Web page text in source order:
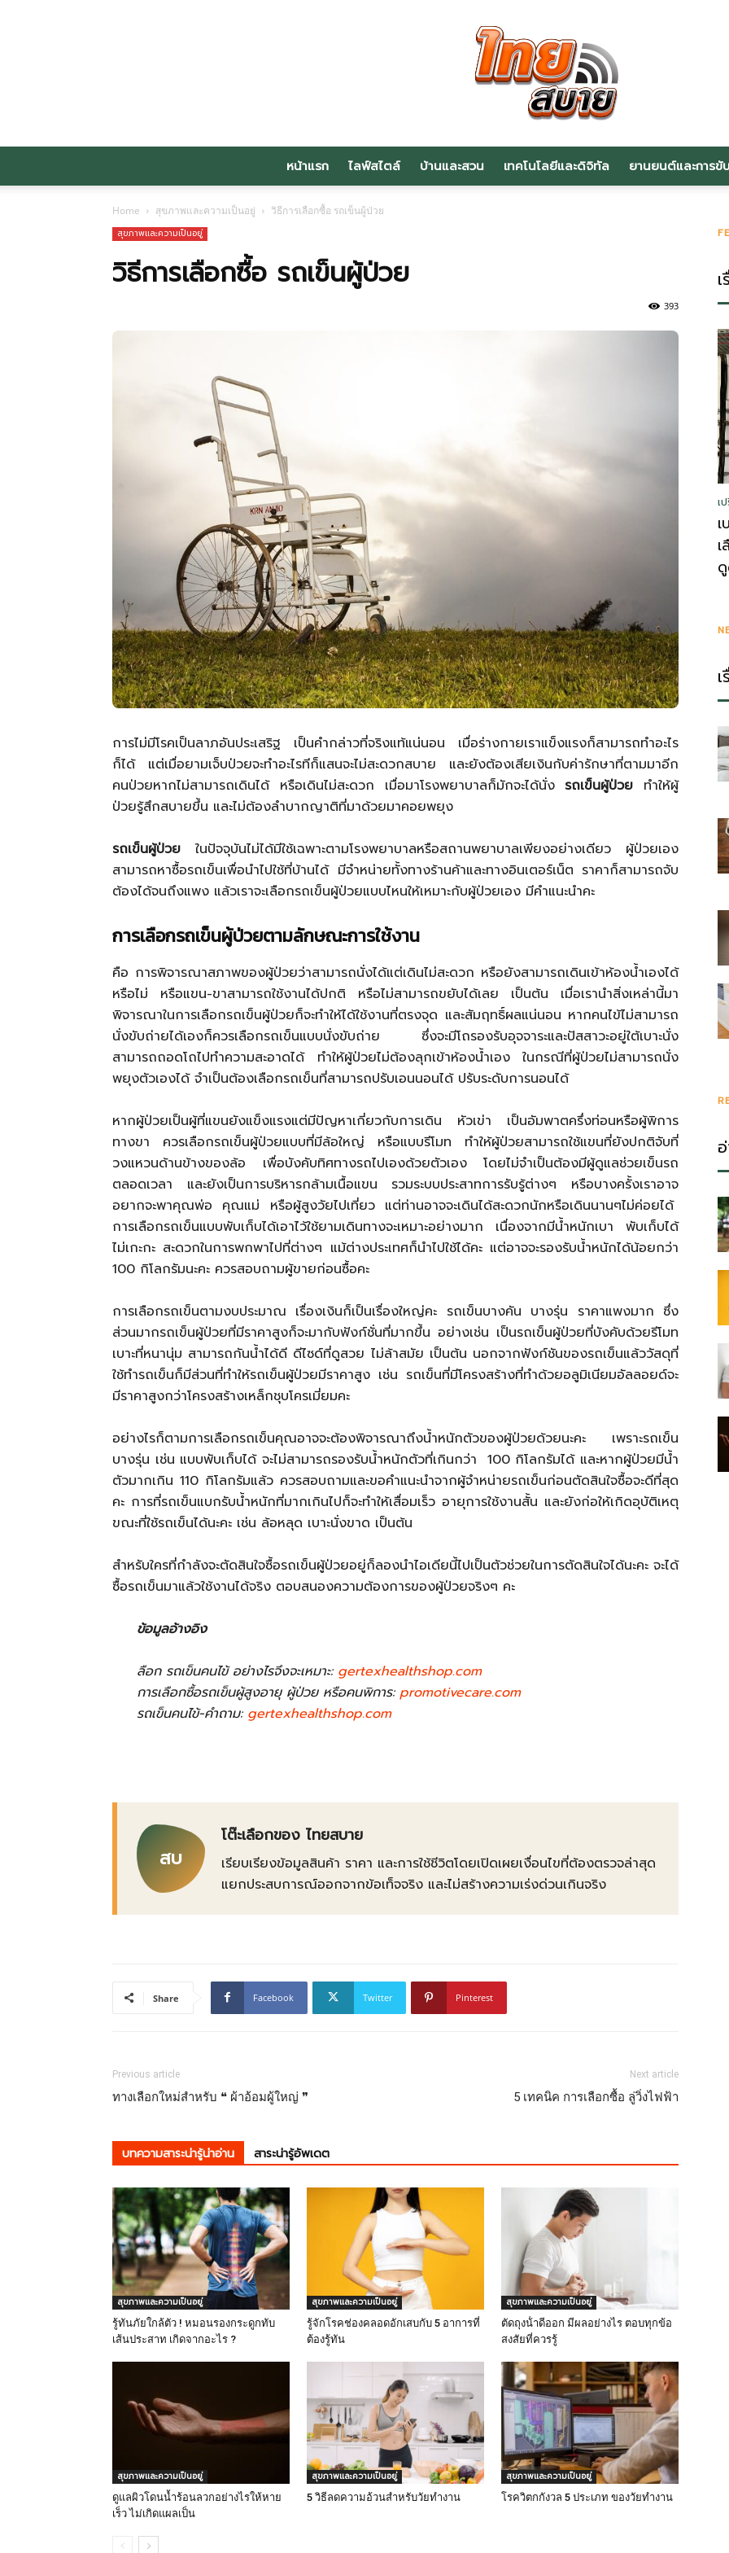
ไร
หน้าแรก ไลฟ์สไตล์ บ้านและสวน เทคโนโลยีและดิจิทัล ยานยนต์และการขั
Home สุขภาพและความเป็นอยู่ วิธีการเลือกซื้อ รถเข็นผู้ป่วย
สุขภาพและความเป็นอยู่
วิธีการเลือกซื้อ รถเข็นผู้ป่วย
393
การไม่มีโรคเป็นลาภอันประเสริฐ เป็นคำกล่าวที่จริงแท้แน่นอน เมื่อร่างกายเราแข็งแรงก็สามารถทำอะไร
ก็ได้ แต่เมื่อยามเจ็บป่วยจะทำอะไรทีก็แสนจะไม่สะดวกสบาย และยังต้องเสียเงินกับค่ารักษาที่ตามมาอีก
คนป่วยหากไม่สามารถเดินได้ หรือเดินไม่สะดวก เมื่อมาโรงพยาบาลก็มักจะได้นั่ง รถเข็นผู้ป่วย ทำให้ผู้
ป่วยรู้สึกสบายขึ้น และไม่ต้องลำบากญาติที่มาด้วยมาคอยพยุง
รถเข็นผู้ป่วย ในปัจจุบันไม่ได้มีใช้เฉพาะตามโรงพยาบาลหรือสถานพยาบาลเพียงอย่างเดียว ผู้ป่วยเอง
สามารถหาซื้อรถเข็นเพื่อนำไปใช้ที่บ้านได้ มีจำหน่ายทั้งทางร้านค้าและทางอินเตอร์เน็ต ราคาก็สามารถจับ
ต้องได้จนถึงแพง แล้วเราจะเลือกรถเข็นผู้ป่วยแบบไหนให้เหมาะกับผู้ป่วยเอง มีคำแนะนำคะ
การเลือกรถเข็นผู้ป่วยตามลักษณะการใช้งาน
คือ การพิจารณาสภาพของผู้ป่วยว่าสามารถนั่งได้แต่เดินไม่สะดวก หรือยังสามารถเดินเข้าห้องน้ำเองได้
หรือไม่ หรือแขน-ขาสามารถใช้งานได้ปกติ หรือไม่สามารถขยับได้เลย เป็นต้น เมื่อเรานำสิ่งเหล่านี้มา
พิจารณาในการเลือกรถเข็นผู้ป่วยก็จะทำให้ได้ใช้งานที่ตรงจุด และสัมฤทธิ์ผลแน่นอน หากคนไข้ไม่สามารถ
นั่งขับถ่ายได้เองก็ควรเลือกรถเข็นแบบนั่งขับถ่าย ซึ่งจะมีโถรองรับอุจจาระและปัสสาวะอยู่ใต้เบาะนั่ง
สามารถถอดโถไปทำความสะอาดได้ ทำให้ผู้ป่วยไม่ต้องลุกเข้าห้องน้ำเอง ในกรณีที่ผู้ป่วยไม่สามารถนั่ง
พยุงตัวเองได้ จำเป็นต้องเลือกรถเข็นที่สามารถปรับเอนนอนได้ ปรับระดับการนอนได้
หากผู้ป่วยเป็นผู้ที่แขนยังแข็งแรงแต่มีปัญหาเกี่ยวกับการเดิน หัวเข่า เป็นอัมพาตครึ่งท่อนหรือผู้พิการ
ทางขา ควรเลือกรถเข็นผู้ป่วยแบบที่มีล้อใหญ่ หรือแบบรีโมท ทำให้ผู้ป่วยสามารถใช้แขนที่ยังปกติจับที่
วงแหวนด้านข้างของล้อ เพื่อบังคับทิศทางรถไปเองด้วยตัวเอง โดยไม่จำเป็นต้องมีผู้ดูแลช่วยเข็นรถ
ตลอดเวลา และยังเป็นการบริหารกล้ามเนื้อแขน รวมระบบประสาทการรับรู้ต่างๆ หรือบางครั้งเราอาจ
อยากจะพาคุณพ่อ คุณแม่ หรือผู้สูงวัยไปเที่ยว แต่ท่านอาจจะเดินได้สะดวกนักหรือเดินนานๆไม่ค่อยได้
การเลือกรถเข็นแบบพับเก็บได้เอาไว้ใช้ยามเดินทางจะเหมาะอย่างมาก เนื่องจากมีน้ำหนักเบา พับเก็บได้
ไม่เกะกะ สะดวกในการพกพาไปที่ต่างๆ แม้ต่างประเทศก็นำไปใช้ได้คะ แต่อาจจะรองรับน้ำหนักได้น้อยกว่า
100 กิโลกรัมนะคะ ควรสอบถามผู้ขายก่อนซื้อคะ
การเลือกรถเข็นตามงบประมาณ เรื่องเงินก็เป็นเรื่องใหญ่คะ รถเข็นบางคัน บางรุ่น ราคาแพงมาก ซึ่ง
ส่วนมากรถเข็นผู้ป่วยที่มีราคาสูงก็จะมากับฟังก์ชั่นที่มากขึ้น อย่างเช่น เป็นรถเข็นผู้ป่วยที่บังคับด้วยรีโมท
เบาะที่หนานุ่ม สามารถกันน้ำได้ดี ดีไซด์ที่ดูสวย ไม่ล้าสมัย เป็นต้น นอกจากฟังก์ชันของรถเข็นแล้ววัสดุที่
ใช้ทำรถเข็นก็มีส่วนที่ทำให้รถเข็นผู้ป่วยมีราคาสูง เช่น รถเข็นที่มีโครงสร้างที่ทำด้วยอลูมิเนียมอัลลอยด์จะ
มีราคาสูงกว่าโครงสร้างเหล็กชุบโครเมี่ยมคะ
อย่างไรก็ตามการเลือกรถเข็นคุณอาจจะต้องพิจารณาถึงน้ำหนักตัวของผู้ป่วยด้วยนะคะ เพราะรถเข็น
บางรุ่น เช่น แบบพับเก็บได้ จะไม่สามารถรองรับน้ำหนักตัวที่เกินกว่า 100 กิโลกรัมได้ และหากผู้ป่วยมีน้ำ
ตัวมากเกิน 110 กิโลกรัมแล้ว ควรสอบถามและขอคำแนะนำจากผู้จำหน่ายรถเข็นก่อนตัดสินใจซื้อจะดีที่สุด
คะ การที่รถเข็นแบกรับน้ำหนักที่มากเกินไปก็จะทำให้เสื่อมเร็ว อายุการใช้งานสั้น และยังก่อให้เกิดอุบัติเหตุ
ขณะที่ใช้รถเข็นได้นะคะ เช่น ล้อหลุด เบาะนั่งขาด เป็นต้น
สำหรับใครที่กำลังจะตัดสินใจซื้อรถเข็นผู้ป่วยอยู่ก็ลองนำไอเดียนี้ไปเป็นตัวช่วยในการตัดสินใจได้นะคะ จะได้
ซื้อรถเข็นมาแล้วใช้งานได้จริง ตอบสนองความต้องการของผู้ป่วยจริงๆ คะ
ข้อมูลอ้างอิง
ลือก รถเข็นคนไข้ อย่างไรจึงจะเหมาะ: gertexhealthshop.com
การเลือกซื้อรถเข็นผู้สูงอายุ ผู้ป่วย หรือคนพิการ: promotivecare.com
รถเข็นคนไข้-คำถาม: gertexhealthshop.com
สบ
โต๊ะเลือกของ ไทยสบาย
เรียบเรียงข้อมูลสินค้า ราคา และการใช้ชีวิตโดยเปิดเผยเงื่อนไขที่ต้องตรวจล่าสุด
แยกประสบการณ์ออกจากข้อเท็จจริง และไม่สร้างความเร่งด่วนเกินจริง
Share Facebook Twitter Pinterest
Previous article
ทางเลือกใหม่สำหรับ ❝ ผ้าอ้อมผู้ใหญ่ ❞
Next article
5 เทคนิค การเลือกซื้อ ลู่วิ่งไฟฟ้า
บทความสาระน่ารู้น่าอ่าน สาระน่ารู้อัพเดต
สุขภาพและความเป็นอยู่
รู้ทันภัยใกล้ตัว ! หมอนรองกระดูกทับ
เส้นประสาท เกิดจากอะไร ?
สุขภาพและความเป็นอยู่
รู้จักโรคช่องคลอดอักเสบกับ 5 อาการที่
ต้องรู้ทัน
สุขภาพและความเป็นอยู่
ตัดถุงน้ําดีออก มีผลอย่างไร ตอบทุกข้อ
สงสัยที่ควรรู้
สุขภาพและความเป็นอยู่
ดูแลผิวโดนน้ำร้อนลวกอย่างไรให้หาย
เร็ว ไม่เกิดแผลเป็น
สุขภาพและความเป็นอยู่
5 วิธีลดความอ้วนสำหรับวัยทำงาน
สุขภาพและความเป็นอยู่
โรควิตกกังวล 5 ประเภท ของวัยทำงาน
เ